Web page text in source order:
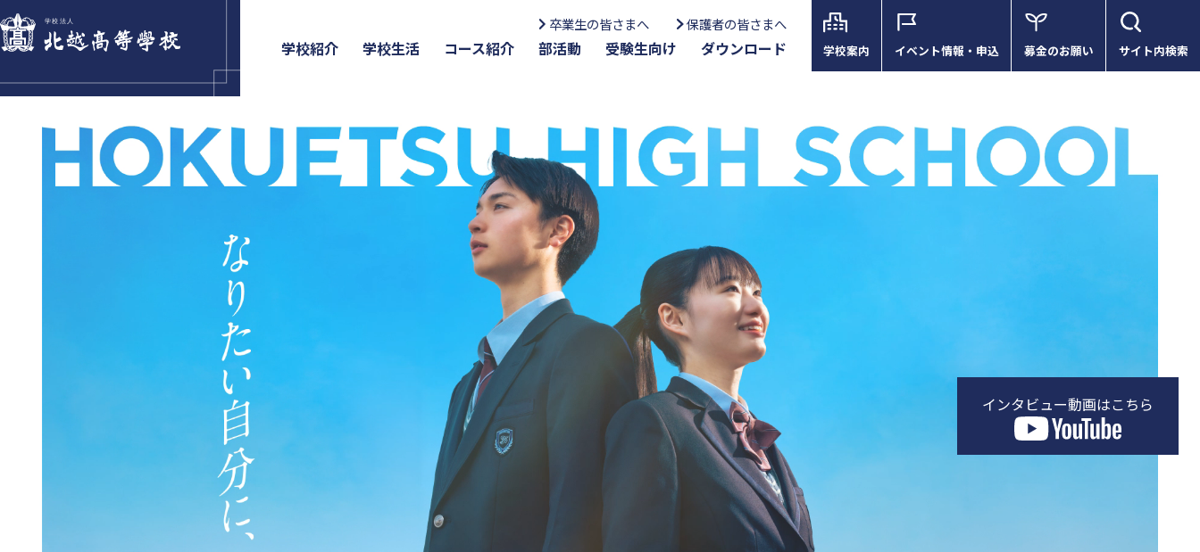
卒業生の皆さまへ 保護者の皆さまへ
学校紹介 学校生活 コース紹介 部活動 受験生向け ダウンロード 学校案内 イベント情報・申込 募金のお願い サイト内検索
インタビュー動画はこちら
学校紹介PVはこちら